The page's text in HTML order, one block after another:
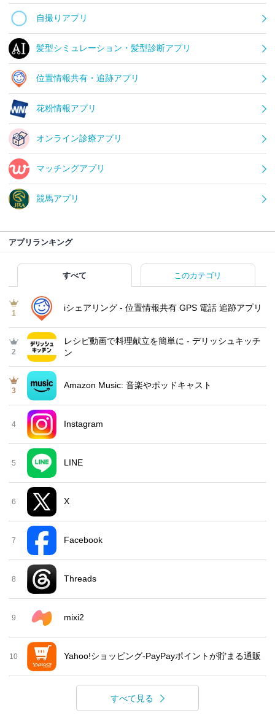
自撮りアプリ
髪型シミュレーション・髪型診断アプリ
位置情報共有・追跡アプリ
花粉情報アプリ
オンライン診療アプリ
マッチングアプリ
競馬アプリ
アプリランキング
すべて このカテゴリ
1
iシェアリング - 位置情報共有 GPS 電話 追跡アプリ
2
レシピ動画で料理献立を簡単‪に - デリッシュキッチ
ン
3
Amazon Music: 音楽やポッドキャスト
4 Instagram
5 LINE
6 X
7 Facebook
8 Threads
9 mixi2
10 Yahoo!ショッピング-PayPayポイントが貯まる通販
すべて見る